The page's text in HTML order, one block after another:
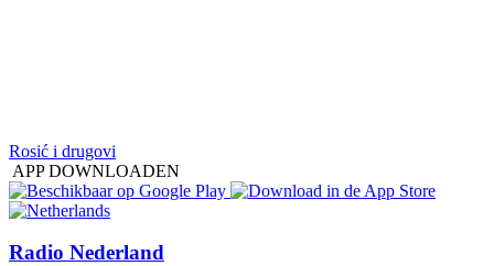
Rosić i drugovi
APP DOWNLOADEN
Radio Nederland